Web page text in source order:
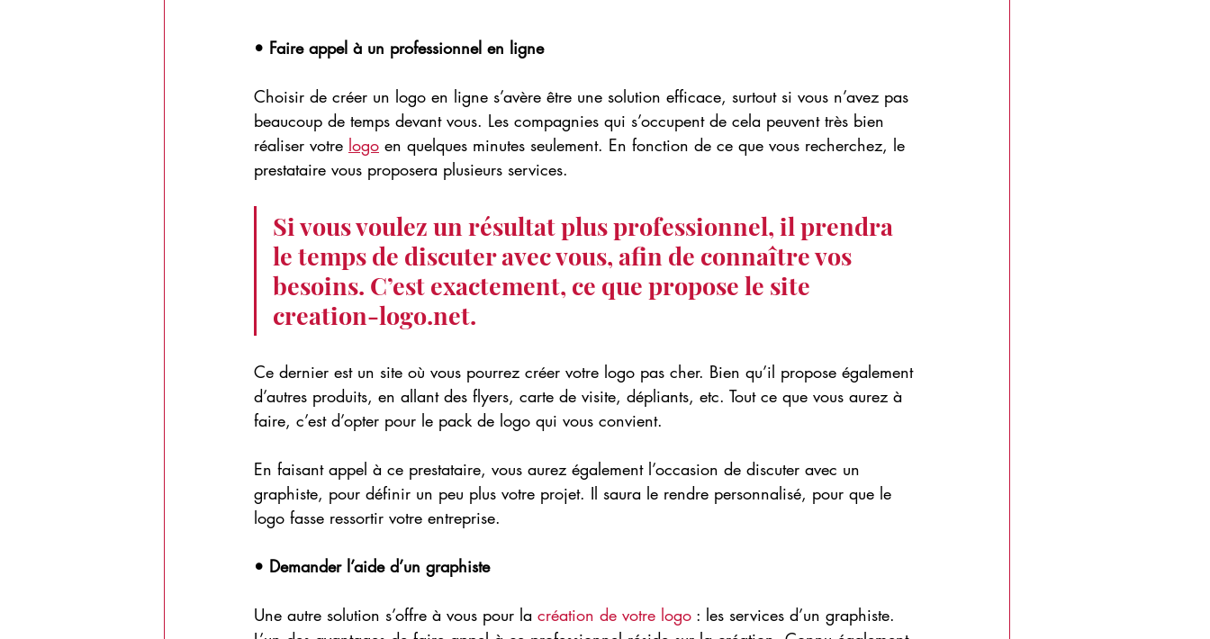
• Faire appel à un professionnel en ligne
Choisir de créer un logo en ligne s’avère être une solution efficace, surtout si vous n’avez pas
beaucoup de temps devant vous. Les compagnies qui s’occupent de cela peuvent très bien
réaliser votre logo en quelques minutes seulement. En fonction de ce que vous recherchez, le
prestataire vous proposera plusieurs services.
Si vous voulez un résultat plus professionnel, il prendra
le temps de discuter avec vous, afin de connaître vos
besoins. C’est exactement, ce que propose le site
creation-logo.net.
Ce dernier est un site où vous pourrez créer votre logo pas cher. Bien qu’il propose également
d’autres produits, en allant des flyers, carte de visite, dépliants, etc. Tout ce que vous aurez à
faire, c’est d’opter pour le pack de logo qui vous convient.
En faisant appel à ce prestataire, vous aurez également l’occasion de discuter avec un
graphiste, pour définir un peu plus votre projet. Il saura le rendre personnalisé, pour que le
logo fasse ressortir votre entreprise.
• Demander l’aide d’un graphiste
Une autre solution s’offre à vous pour la création de votre logo : les services d’un graphiste.